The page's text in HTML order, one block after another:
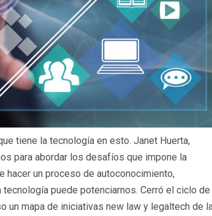
tiene la tecnología en esto. Janet Huerta,
para abordar los desafíos que impone la
hacer un proceso de autoconocimiento,
puede potenciarnos. Cerró el ciclo de
un mapa de iniciativas new law y legaltech de